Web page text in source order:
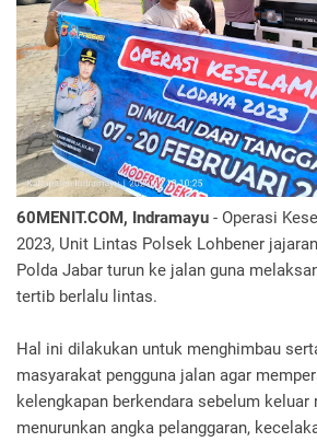
60MENIT.COM, Indramayu - Operasi
2023, Unit Lintas Polsek Lohbener
Polda Jabar turun ke jalan guna
tertib berlalu lintas.
Hal ini dilakukan untuk menghimbau
masyarakat pengguna jalan agar
kelengkapan berkendara sebelum
menurunkan angka pelanggaran,